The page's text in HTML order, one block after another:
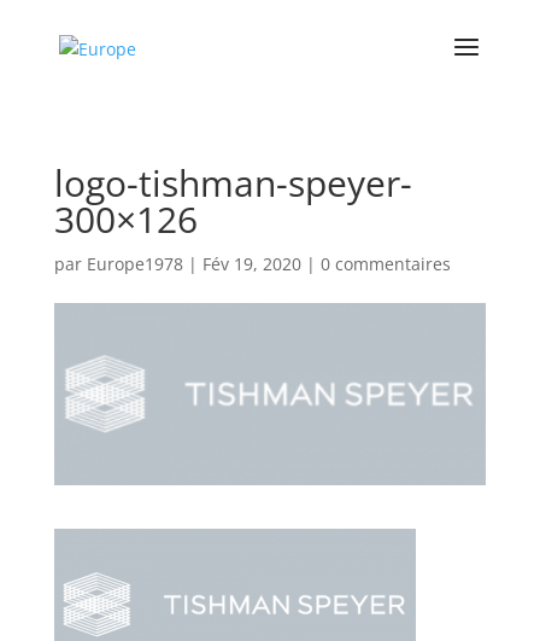
logo-tishman-speyer-
300×126
par Europe1978| Fév 19, 2020| 0 commentaires